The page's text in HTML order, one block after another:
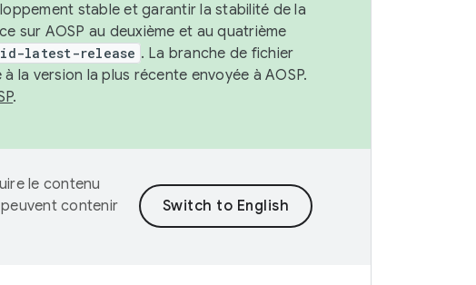
stable et garantir la stabilité de la
sur AOSP au deuxième et au quatrième
latest-release . La branche de fichier
la version la plus récente envoyée à AOSP.
.
le contenu
contenir